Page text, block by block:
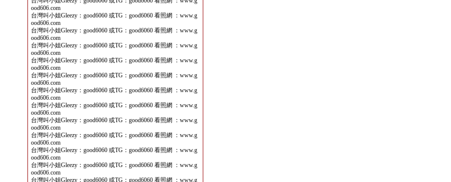
ood606.com
台灣叫小姐Gleezy：good6060 或TG：good6060 看照網 ：www.g
ood606.com
台灣叫小姐Gleezy：good6060 或TG：good6060 看照網 ：www.g
ood606.com
台灣叫小姐Gleezy：good6060 或TG：good6060 看照網 ：www.g
ood606.com
台灣叫小姐Gleezy：good6060 或TG：good6060 看照網 ：www.g
ood606.com
台灣叫小姐Gleezy：good6060 或TG：good6060 看照網 ：www.g
ood606.com
台灣叫小姐Gleezy：good6060 或TG：good6060 看照網 ：www.g
ood606.com
台灣叫小姐Gleezy：good6060 或TG：good6060 看照網 ：www.g
ood606.com
台灣叫小姐Gleezy：good6060 或TG：good6060 看照網 ：www.g
ood606.com
台灣叫小姐Gleezy：good6060 或TG：good6060 看照網 ：www.g
ood606.com
台灣叫小姐Gleezy：good6060 或TG：good6060 看照網 ：www.g
ood606.com
台灣叫小姐Gleezy：good6060 或TG：good6060 看照網 ：www.g
ood606.com
台灣叫小姐Gleezy：good6060 或TG：good6060 看照網 ：www.g